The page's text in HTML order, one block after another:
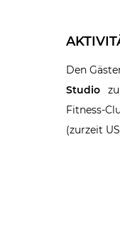
Den
Studio
Fitness-
(zurzeit